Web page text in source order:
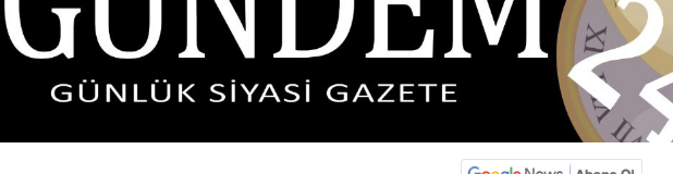
12:16 Vali Yardımcıları Canpolat ve Kaya, Mehmet Zengin’in Cenaze Törenine Katıldı
Geleceğin Hafızlarına Ziyaret: Burhan İşliyen Erzincan’da Kur’an Kursu Öğrencileriyle Buluştu